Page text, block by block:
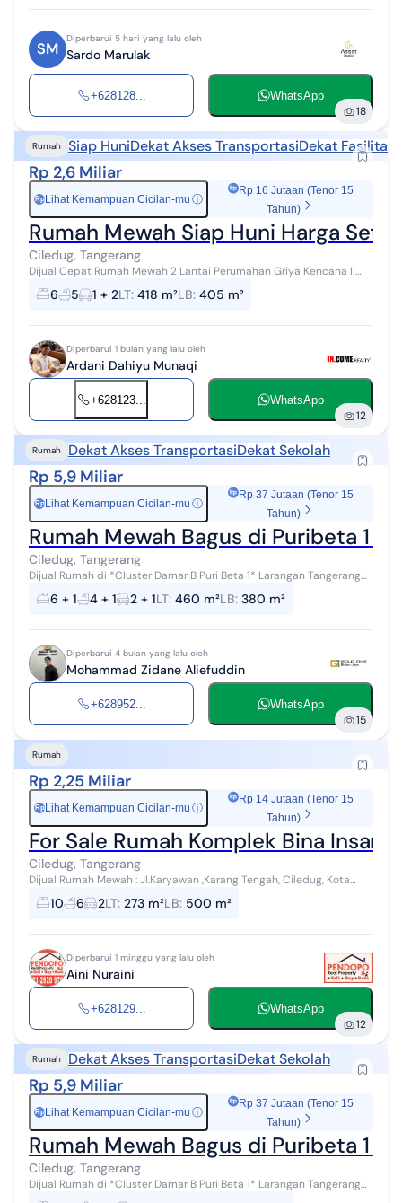
SM
Diperbarui 5 hari yang lalu oleh
Sardo Marulak
+628128... WhatsApp
18
Rumah Siap HuniDekat Akses TransportasiDekat Fasilitas
Rp 2,6 Miliar
Rp Lihat Kemampuan Cicilan-mu ⓘ
Rp 16 Jutaan (Tenor 15
Tahun)
Rumah Mewah Siap Huni Harga
Ciledug, Tangerang
Dijual Cepat Rumah Mewah 2 Lantai Perumahan Griya Kencana II
luas tanah : 418m² luas bangunan : 405m² Harga NJOP : Rp 2.9M
Harga Jual : Rp 2.5M ...
6 5 1 + 2LT: 418 m²LB: 405 m²
Diperbarui 1 bulan yang lalu oleh
Ardani Dahiyu Munaqi
+628123... WhatsApp
12
Rumah Dekat Akses TransportasiDekat Sekolah
Rp 5,9 Miliar
Rp Lihat Kemampuan Cicilan-mu ⓘ
Rp 37 Jutaan (Tenor 15
Tahun)
Rumah Mewah Bagus di Puribeta 1
Ciledug, Tangerang
Dijual Rumah di *Cluster Damar B Puri Beta 1* Larangan Tangerang
Lokasi strategis Dekat dengan Busway Puribeta Ciledug spesifikasi:
Full fur...
6 + 1 4 + 1 2 + 1LT: 460 m²LB: 380 m²
Diperbarui 4 bulan yang lalu oleh
Mohammad Zidane Aliefuddin
+628952... WhatsApp
15
Rumah
Rp 2,25 Miliar
Rp Lihat Kemampuan Cicilan-mu ⓘ
Rp 14 Jutaan (Tenor 15
Tahun)
For Sale Rumah Komplek Bina Insani
Ciledug, Tangerang
Dijual Rumah Mewah : Jl.Karyawan ,Karang Tengah, Ciledug, Kota
Tangerang (Komplek Bina Insani) Row Jalan 10 Meter Luas Tanah 273
Meter Luas Banguna...
10 6 2LT: 273 m²LB: 500 m²
Diperbarui 1 minggu yang lalu oleh
Aini Nuraini
+628129... WhatsApp
12
Rumah Dekat Akses TransportasiDekat Sekolah
Rp 5,9 Miliar
Rp Lihat Kemampuan Cicilan-mu ⓘ
Rp 37 Jutaan (Tenor 15
Tahun)
Rumah Mewah Bagus di Puribeta 1
Ciledug, Tangerang
Dijual Rumah di *Cluster Damar B Puri Beta 1* Larangan Tangerang
Lokasi strategis Dekat dengan Busway Puribeta Ciledug spesifikasi: